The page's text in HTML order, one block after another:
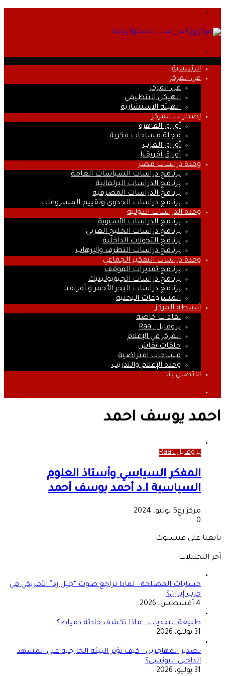
الرئيسية
عن المركز
عن المركز
الهيكل التنظيمي
الهيئة الاستشارية
إصدارات المركز
أوراق القاهرة
مجلة مساحات فكرية
أوراق العرب
أوراق أفريقيا
وحدة دراسات مصر
برنامج دراسات السياسات العامة
برنامج الدراسات البرلمانية
برنامج الدراسات المصرفية
برنامج دراسات الجدوى وتقييم المشروعات
وحدة الدراسات الدولية
برنامج الدراسات الآسيوية
برنامج دراسات الخليج العربي
برنامج التحولات الداخلية
برنامج دراسات التطرف والإرهاب
وحدة دراسات التفكير الجماعي
برنامج تقديرات الموقف
برنامج دراسات الجيوبوليتيك
برنامج دراسات البحر الأحمر و أفريقيا
المشروعات البحثية
أنشطة المركز
لقاءات خاصة
بروفايل ـ Raa
المركز في الإعلام
حلقات نقاش
مساحات افتراضية
وحدة الإعلام والتدريب
الاتصال بنا
احمد يوسف احمد
بروفايل ـ Raa
المفكر السياسي وأستاذ العلوم
السياسية ا.د أحمد يوسف أحمد
مركز رع5 يوليو، 2024
0
تابعنا على فيسبوك
آخر التحليلات
حسابات المصلحة.. لماذا تراجع صوت “جيل زد” الأمريكي في
حرب إيران؟
4 أغسطس، 2026
طبيعة التحديات.. ماذا تكشف حادثة دمياط؟
31 يوليو، 2026
تصدير المهاجرين.. كيف تؤثر البيئة الخارجية على المشهد
الداخلي التونسي؟
31 يوليو، 2026